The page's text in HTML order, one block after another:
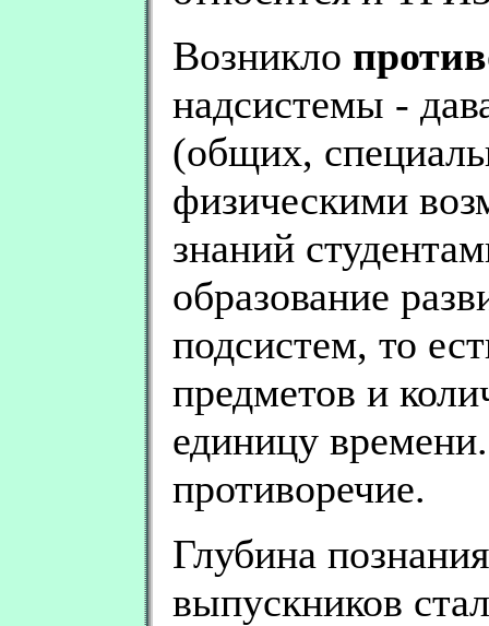
Возникло
надсистемы -
(общих,
физическими
знаний
образование
подсистем, то
предметов и
единицу
противоречие.
Глубина
выпускников